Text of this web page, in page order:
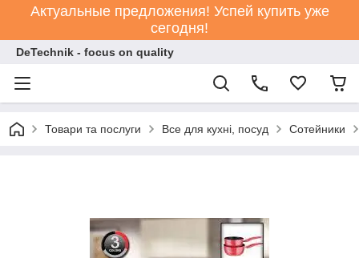
Актуальные предложения! Успей купить уже
сегодня!
DeTechnik - focus on quality
Товари та послуги Все для кухні, посуд Сотейники